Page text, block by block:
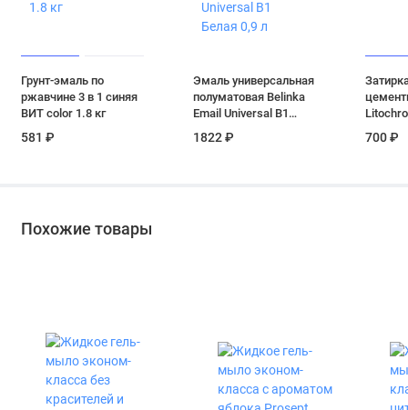
Грунт-эмаль по
ржавчине 3 в 1 синяя
ВИТ color 1.8 кг
581 ₽
Эмаль универсальная
полуматовая Belinka
Email Universal B1
Белая 0,9 л
1822 ₽ 700 ₽
Похожие товары